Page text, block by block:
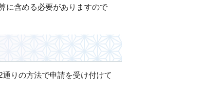
に含める必要がありますので
りの方法で申請を受け付けて